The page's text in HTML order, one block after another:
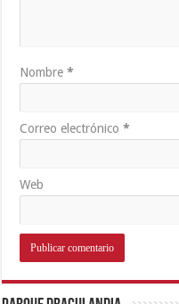
Nombre*
Correo electrónico*
Web